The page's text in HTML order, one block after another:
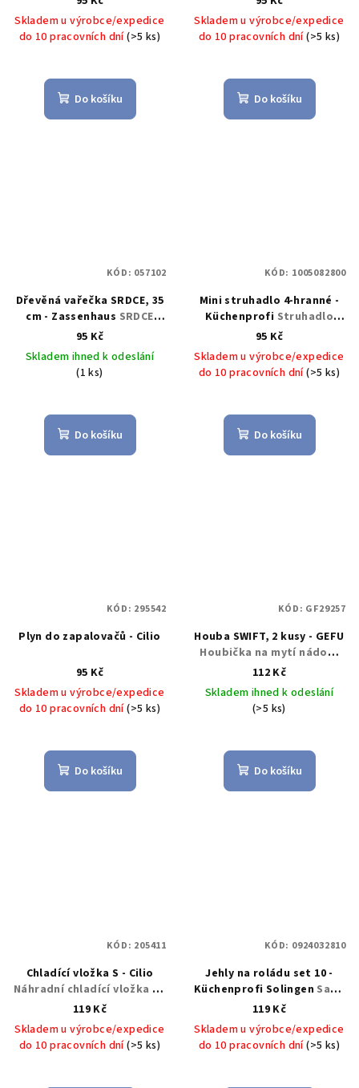
Zassenhaus
Skladem u výrobce/expedice
do 10 pracovních dní(>5 ks)
Do košíku
Zassenhaus
Skladem u výrobce/expedice
do 10 pracovních dní(>5 ks)
Do košíku
Dřevěná vařečka SRDCE, 35
cm - Zassenhaus SRDCE
vařečka 35 cm, dřevo -
Zassenhaus
95 Kč
Skladem ihned k odeslání
(1 ks)
Do košíku
KÓD: 057102
Mini struhadlo 4-hranné -
Küchenprofi Struhadlo
MINI 4-stranné -
Küchenprofi
95 Kč
Skladem u výrobce/expedice
do 10 pracovních dní(>5 ks)
Do košíku
KÓD: 1005082800
Plyn do zapalovačů - Cilio
95 Kč
Skladem u výrobce/expedice
do 10 pracovních dní(>5 ks)
Do košíku
KÓD: 295542
Houba SWIFT, 2 kusy - GEFU
Houbička na mytí nádobí
SWIFT 2ks - GEFU
112 Kč
Skladem ihned k odeslání
(>5 ks)
Do košíku
KÓD: GF29257
Chladící vložka S - Cilio
Náhradní chladící vložka S -
Cilio
119 Kč
Skladem u výrobce/expedice
do 10 pracovních dní(>5 ks)
KÓD: 205411
Jehly na roládu set 10 -
Küchenprofi Solingen Sada
Jehel na roládu 10 ks -
Küchenprofi Solingen
119 Kč
Skladem u výrobce/expedice
do 10 pracovních dní(>5 ks)
KÓD: 0924032810